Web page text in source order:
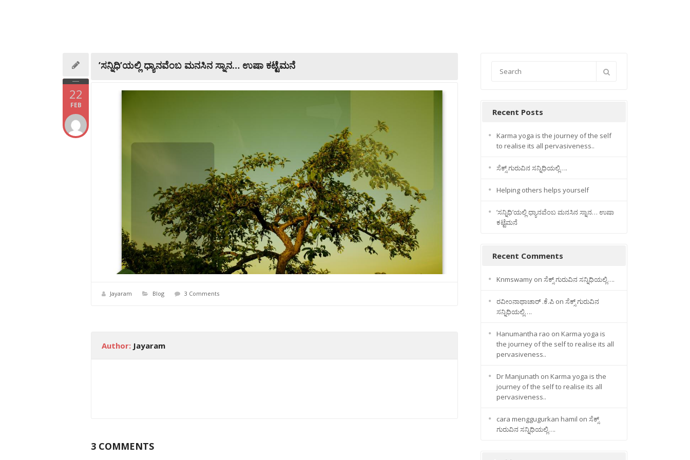
22
FEB
’ಸನ್ನಿಧಿ’ಯಲ್ಲಿ ಧ್ಯಾನವೆಂಬ ಮನಸಿನ ಸ್ನಾನ… ಉಷಾ ಕಟ್ಟೆಮನೆ
Jayaram Blog 3 Comments
Author: Jayaram
3 COMMENTS
Recent Posts
Karma yoga is the journey of the self
to realise its all pervasiveness..
ಸೆಕ್ಸ್ ಗುರುವಿನ ಸನ್ನಿಧಿಯಲ್ಲಿ….
Helping others helps yourself
’ಸನ್ನಿಧಿ’ಯಲ್ಲಿ ಧ್ಯಾನವೆಂಬ ಮನಸಿನ ಸ್ನಾನ… ಉಷಾ
ಕಟ್ಟೆಮನೆ
Recent Comments
Knmswamy on ಸೆಕ್ಸ್ ಗುರುವಿನ ಸನ್ನಿಧಿಯಲ್ಲಿ….
ರವೀಂನಾಥಾಚಾರ್ .ಕೆ.ಪಿ on ಸೆಕ್ಸ್ ಗುರುವಿನ
ಸನ್ನಿಧಿಯಲ್ಲಿ….
Hanumantha rao on Karma yoga is
the journey of the self to realise its all
pervasiveness..
Dr Manjunath on Karma yoga is the
journey of the self to realise its all
pervasiveness..
cara menggugurkan hamil on ಸೆಕ್ಸ್
ಗುರುವಿನ ಸನ್ನಿಧಿಯಲ್ಲಿ….